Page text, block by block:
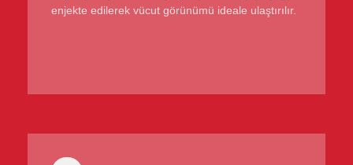
enjekte edilerek vücut görünümü ideale ulaştırılır.